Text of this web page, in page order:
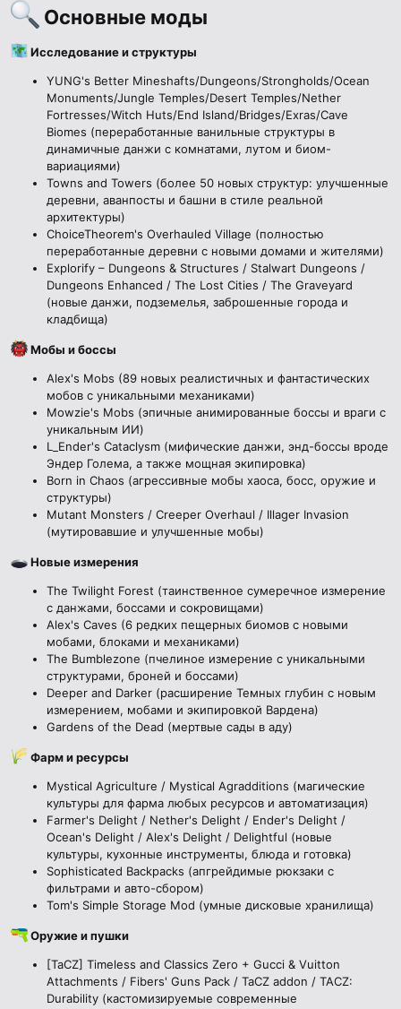
Основные моды​
Исследование и структуры
YUNG's Better Mineshafts/Dungeons/Strongholds/Ocean
Monuments/Jungle Temples/Desert Temples/Nether
Fortresses/Witch Huts/End Island/Bridges/Exras/Cave
Biomes (переработанные ванильные структуры в
динамичные данжи с комнатами, лутом и биом-
вариациями)
Towns and Towers (более 50 новых структур: улучшенные
деревни, аванпосты и башни в стиле реальной
архитектуры)
ChoiceTheorem's Overhauled Village (полностью
переработанные деревни с новыми домами и жителями)
Explorify – Dungeons & Structures / Stalwart Dungeons /
Dungeons Enhanced / The Lost Cities / The Graveyard
(новые данжи, подземелья, заброшенные города и
кладбища)
Мобы и боссы
Alex's Mobs (89 новых реалистичных и фантастических
мобов с уникальными механиками)
Mowzie's Mobs (эпичные анимированные боссы и враги с
уникальным ИИ)
L_Ender's Cataclysm (мифические данжи, энд-боссы вроде
Эндер Голема, а также мощная экипировка)
Born in Chaos (агрессивные мобы хаоса, босс, оружие и
структуры)
Mutant Monsters / Creeper Overhaul / Illager Invasion
(мутировавшие и улучшенные мобы)
Новые измерения
The Twilight Forest (таинственное сумеречное измерение
с данжами, боссами и сокровищами)
Alex's Caves (6 редких пещерных биомов с новыми
мобами, блоками и механиками)
The Bumblezone (пчелиное измерение с уникальными
структурами, броней и боссами)
Deeper and Darker (расширение Темных глубин с новым
измерением, мобами и экипировкой Вардена)
Gardens of the Dead (мертвые сады в аду)
Фарм и ресурсы
Mystical Agriculture / Mystical Agradditions (магические
культуры для фарма любых ресурсов и автоматизация)
Farmer's Delight / Nether's Delight / Ender's Delight /
Ocean's Delight / Alex's Delight / Delightful (новые
культуры, кухонные инструменты, блюда и готовка)
Sophisticated Backpacks (апгрейдимые рюкзаки с
фильтрами и авто-сбором)
Tom's Simple Storage Mod (умные дисковые хранилища)
Оружие и пушки
[TaCZ] Timeless and Classics Zero + Gucci & Vuitton
Attachments / Fibers' Guns Pack / TaCZ addon / TACZ:
Durability (кастомизируемые современные